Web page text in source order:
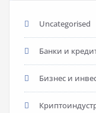
Uncategorised
Банки и
Бизнес и